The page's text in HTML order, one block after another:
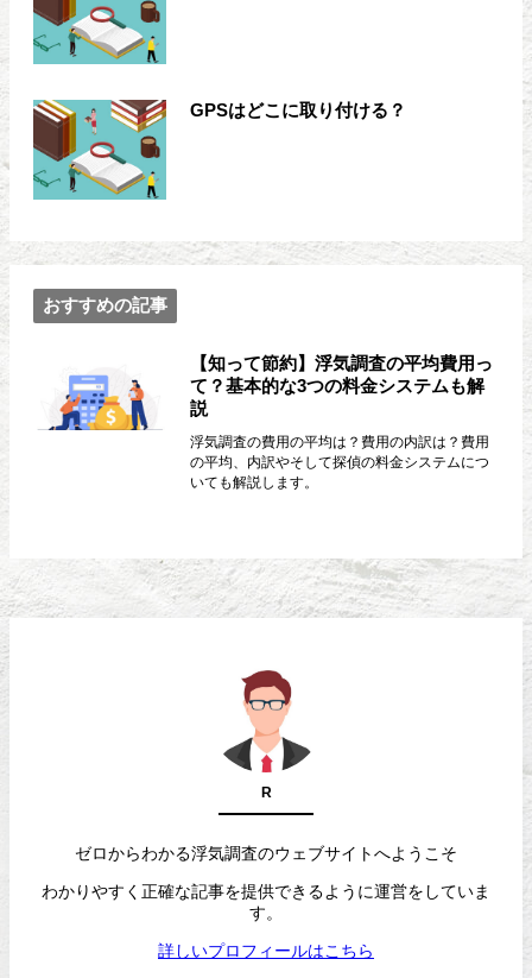
GPSはどこに取り付ける？
おすすめの記事
【知って節約】浮気調査の平均費用っ
て？基本的な3つの料金システムも解
説
浮気調査の費用の平均は？費用の内訳は？費用
の平均、内訳やそして探偵の料金システムにつ
いても解説します。
R
ゼロからわかる浮気調査のウェブサイトへようこそ
わかりやすく正確な記事を提供できるように運営をしていま
す。
詳しいプロフィールはこちら